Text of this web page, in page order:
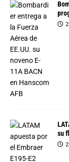
su